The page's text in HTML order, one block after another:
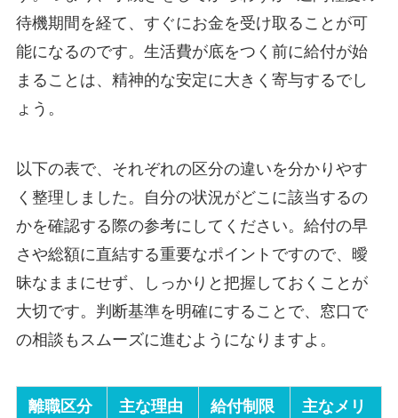
待機期間を経て、すぐにお金を受け取ることが可
能になるのです。生活費が底をつく前に給付が始
まることは、精神的な安定に大きく寄与するでし
ょう。
以下の表で、それぞれの区分の違いを分かりやす
く整理しました。自分の状況がどこに該当するの
かを確認する際の参考にしてください。給付の早
さや総額に直結する重要なポイントですので、曖
昧なままにせず、しっかりと把握しておくことが
大切です。判断基準を明確にすることで、窓口で
の相談もスムーズに進むようになりますよ。
離職区分
主な理由
給付制限
主なメリ